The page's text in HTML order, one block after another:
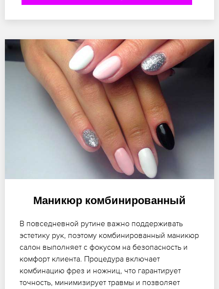
Маникюр комбинированный
В повседневной рутине важно поддерживать
эстетику рук, поэтому комбинированный маникюр
салон выполняет с фокусом на безопасность и
комфорт клиента. Процедура включает
комбинацию фрез и ножниц, что гарантирует
точность, минимизирует травмы и позволяет